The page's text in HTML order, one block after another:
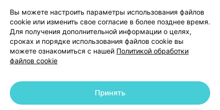
Способы оплаты
Вакансии
Партнеры
Написать руководителю 103.by
Написать в поддержку
Персональные настройки Cookie
© 2026 ООО «Артокс Лаб», УНП 191700409 | 220012, Республика Беларусь,
Вы можете настроить параметры использования файлов
cookie или изменить свое согласие в более позднее время.
Для получения дополнительной информации о целях,
сроках и порядке использования файлов cookie вы
можете ознакомиться с нашей Политикой обработки
файлов cookie
Принять